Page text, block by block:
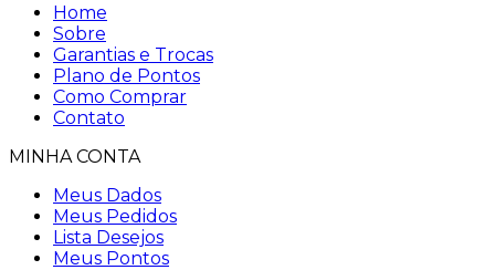
Home
Sobre
Garantias e Trocas
Plano de Pontos
Como Comprar
Contato
MINHA CONTA
Meus Dados
Meus Pedidos
Lista Desejos
Meus Pontos